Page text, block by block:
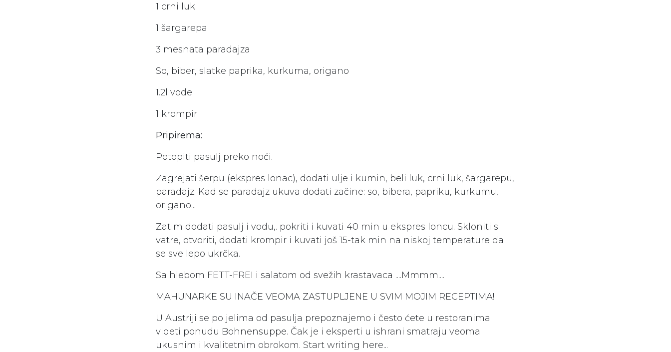
1 crni luk
1 šargarepa
3 mesnata paradajza
So, biber, slatke paprika, kurkuma, origano
1.2l vode
1 krompir
Pripirema:
Potopiti pasulj preko noći.
Zagrejati šerpu (ekspres lonac), dodati ulje i kumin, beli luk, crni luk, šargarepu,
paradajz. Kad se paradajz ukuva dodati začine: so, bibera, papriku, kurkumu,
origano...
Zatim dodati pasulj i vodu,. pokriti i kuvati 40 min u ekspres loncu. Skloniti s
vatre, otvoriti, dodati krompir i kuvati još 15-tak min na niskoj temperature da
se sve lepo ukrčka.
Sa hlebom FETT-FREI i salatom od svežih krastavaca ....Mmmm....
MAHUNARKE SU INAČE VEOMA ZASTUPLJENE U SVIM MOJIM RECEPTIMA!
U Austriji se po jelima od pasulja prepoznajemo i često ćete u restoranima
videti ponudu Bohnensuppe. Čak je i eksperti u ishrani smatraju veoma
ukusnim i kvalitetnim obrokom. Start writing here...